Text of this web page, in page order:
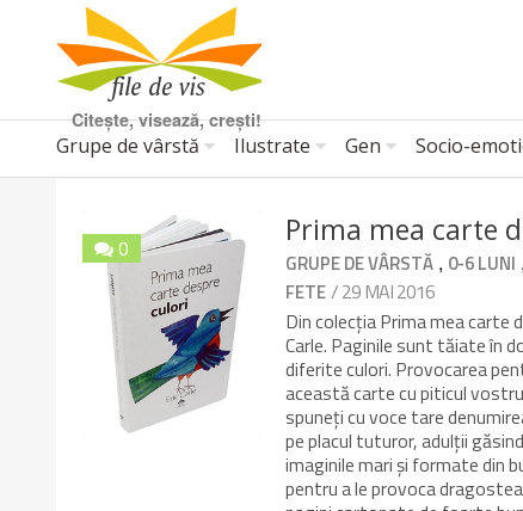
Citește, visează, crești!
Grupe de vârstă Ilustrate Gen Socio-
0 Prima mea carte
GRUPE DE VÂRSTĂ , 0-6 LUNI ,
FETE/ 29 MAI 2016
Din colecția Prima mea carte
Carle. Paginile sunt tăiate în
diferite culori. Provocarea
această carte cu piticul
spuneți cu voce tare
pe placul tuturor, adulții
imaginile mari și formate din
pentru a le provoca